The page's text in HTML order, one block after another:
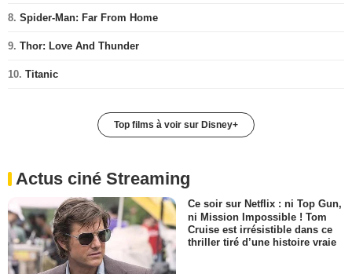
8. Spider-Man: Far From Home
9. Thor: Love And Thunder
10. Titanic
Top films à voir sur Disney+
Actus ciné Streaming
Ce soir sur Netflix : ni Top Gun,
ni Mission Impossible ! Tom
Cruise est irrésistible dans ce
thriller tiré d’une histoire vraie